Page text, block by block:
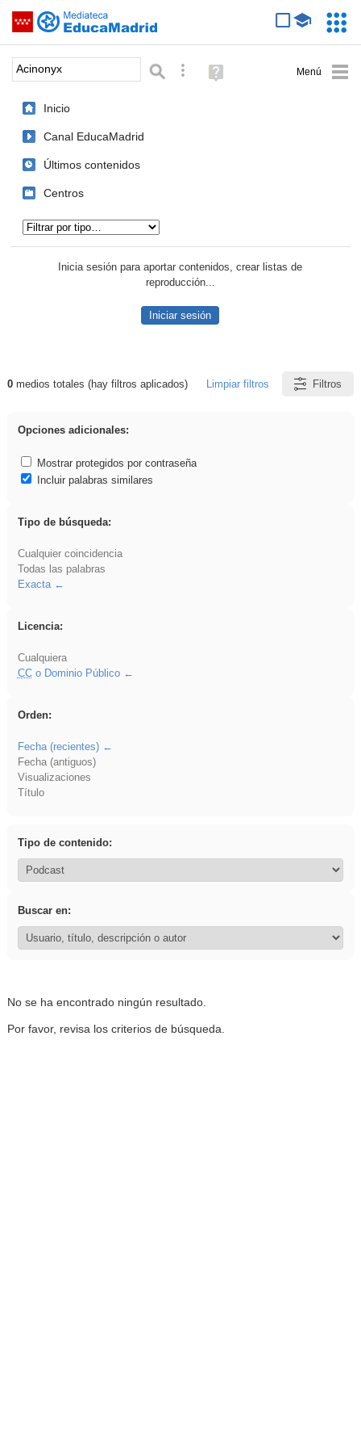
Saltar navegación
Palabra o frase: Búsqueda avanzada
Ayuda
(en
Inicio
Canal EducaMadrid
Últimos contenidos
Centros
Inicia sesión para aportar contenidos, crear listas de
reproducción...
Iniciar sesión
Resultados de: Acinonyx
0medios totales (hay filtros aplicados) Limpiar filtros Filtros
Opciones adicionales:
Mostrar protegidos por contraseña
Incluir palabras similares
Tipo de búsqueda:
Cualquier coincidencia
Todas las palabras
Exacta
Licencia:
Cualquiera
CCo Dominio Público
Orden:
Fecha (recientes)
Fecha (antiguos)
Visualizaciones
Título
Tipo de contenido:
Buscar en:
No se ha encontrado ningún resultado.
Por favor, revisa los criterios de búsqueda.